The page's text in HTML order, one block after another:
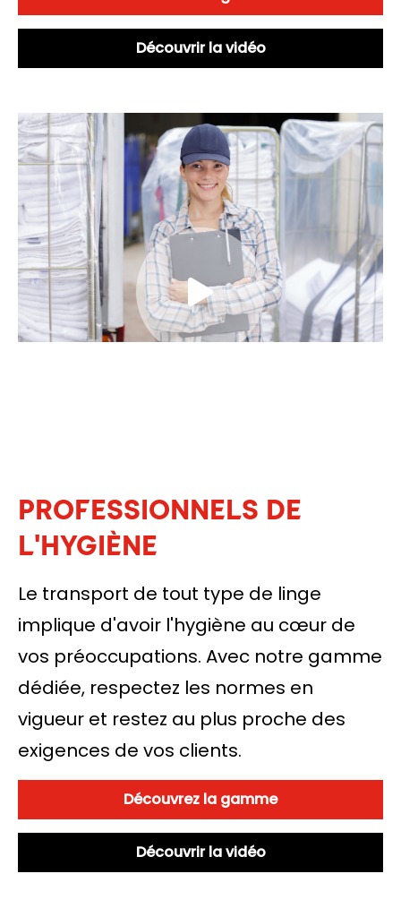
Découvrir la vidéo
PROFESSIONNELS DE
L'HYGIÈNE
Le transport de tout type de linge
implique d'avoir l'hygiène au cœur de
vos préoccupations. Avec notre gamme
dédiée, respectez les normes en
vigueur et restez au plus proche des
exigences de vos clients.
Découvrez la gamme
Découvrir la vidéo